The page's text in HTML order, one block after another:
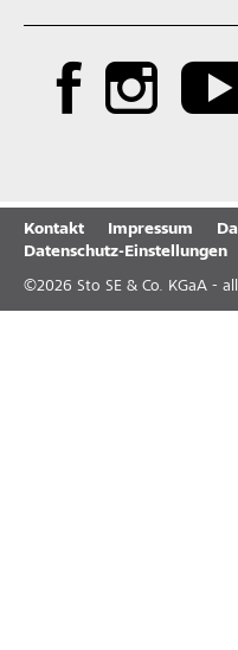
Kontakt Impressum
Datenschutz-Einstellungen
©2026 Sto SE & Co. KGaA -